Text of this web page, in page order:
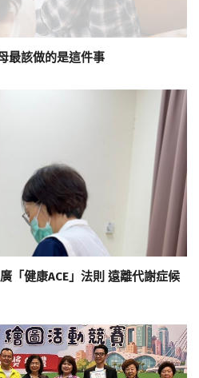
最該做的是這件事
「健康ACE」法則 遠離代謝症候